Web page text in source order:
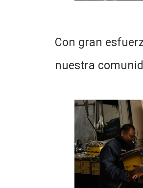
Con gran
nuestra